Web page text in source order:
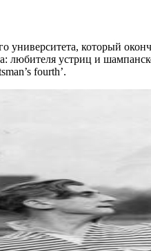
который
любителя устриц и
fourth’.